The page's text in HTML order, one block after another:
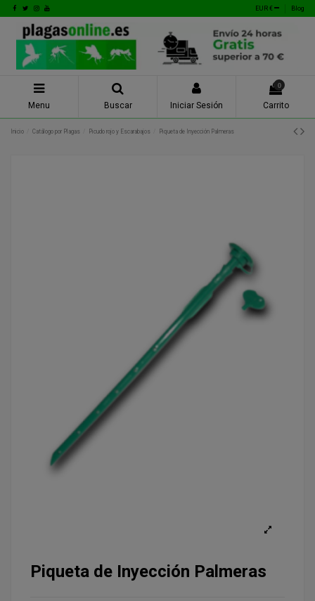
EUR € Blog
Menu Buscar Iniciar Sesión
0
Carrito
Inicio Catálogo por Plagas Picudo rojo y Escarabajos Piqueta de Inyección Palmeras
Piqueta de Inyección Palmeras